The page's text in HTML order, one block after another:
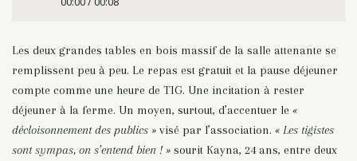
Les deux grandes tables en bois massif de la salle attenante se
remplissent peu à peu. Le repas est gratuit et la pause déjeuner
compte comme une heure de TIG. Une incitation à rester
déjeuner à la ferme. Un moyen, surtout, d’accentuer le «
décloisonnement des publics » visé par l’association. « Les tigistes
sont sympas, on s’entend bien ! » sourit Kayna, 24 ans, entre deux